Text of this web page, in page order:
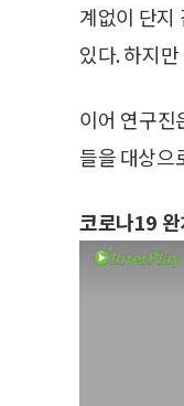
계없이 단지
있다. 하지
이어 연구진
들을 대상으
코로나19